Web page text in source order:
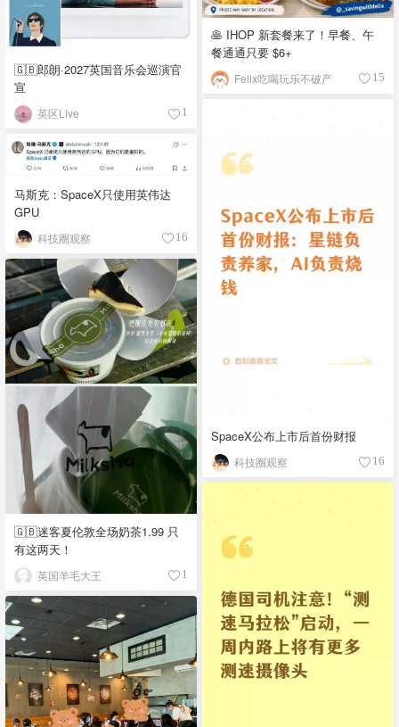
🥞 IHOP 新套餐来了！早餐、午
餐通通只要 $6+
Felix吃喝玩乐不破产 15
🇬🇧郎朗·2027英国音乐会巡演官
宣
英区Live 1
SpaceX公布上市后首份财报
科技圈观察 16
马斯克：SpaceX只使用英伟达
GPU
科技圈观察 16
🇬🇧迷客夏伦敦全场奶茶1.99 只
有这两天！
英国羊毛大王 1